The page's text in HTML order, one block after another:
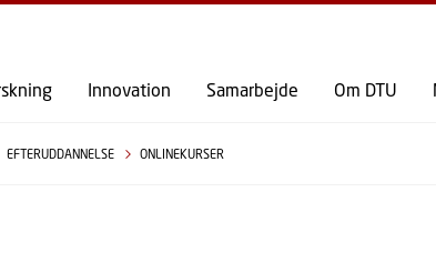
GÅ TIL PRIMÆRT INDHOLD (TRYK
Innovation Samarbejde Om DTU
EFTERUDDANNELSE ONLINEKURSER